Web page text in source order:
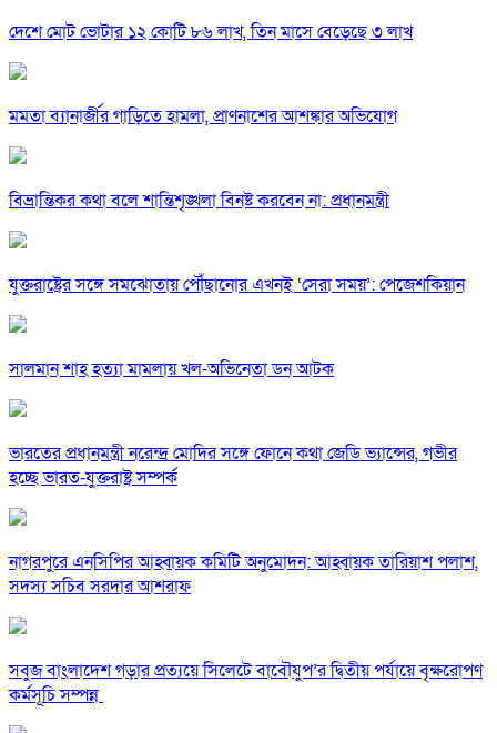
দেশে মোট ভোটার ১২ কোটি ৮৬ লাখ, তিন মাসে বেড়েছে ৩ লাখ
মমতা ব্যানার্জীর গাড়িতে হামলা, প্রাণনাশের আশঙ্কার অভিযোগ
বিভ্রান্তিকর কথা বলে শান্তিশৃঙ্খলা বিনষ্ট করবেন না: প্রধানমন্ত্রী
যুক্তরাষ্ট্রের সঙ্গে সমঝোতায় পৌঁছানোর এখনই ‘সেরা সময়’: পেজেশকিয়ান
সালমান শাহ হত্যা মামলায় খল-অভিনেতা ডন আটক
ভারতের প্রধানমন্ত্রী নরেন্দ্র মোদির সঙ্গে ফোনে কথা জেডি ভ্যান্সের, গভীর
হচ্ছে ভারত-যুক্তরাষ্ট্র সম্পর্ক
নাগরপুরে এনসিপির আহ্বায়ক কমিটি অনুমোদন: আহ্বায়ক তারিয়াশ পলাশ,
সদস্য সচিব সরদার আশরাফ
সবুজ বাংলাদেশ গড়ার প্রত্যয়ে সিলেটে বাবৌযুপ’র দ্বিতীয় পর্যায়ে বৃক্ষরোপণ
কর্মসূচি সম্পন্ন